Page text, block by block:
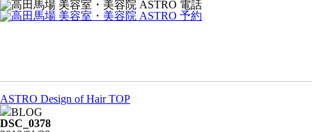
ASTRO Design of Hair TOP
BLOG
DSC_0378